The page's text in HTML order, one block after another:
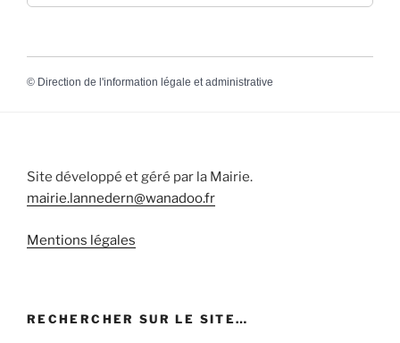
© Direction de l'information légale et administrative
Site développé et géré par la Mairie.
mairie.lannedern@wanadoo.fr
Mentions légales
RECHERCHER SUR LE SITE…